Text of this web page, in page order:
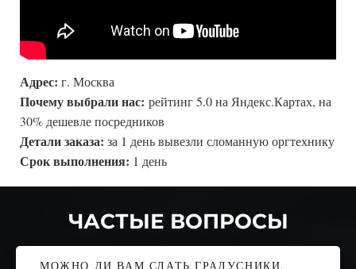
Адрес: г. Москва
Почему выбрали нас: рейтинг 5.0 на Яндекс.Картах, на
30% дешевле посредников
Детали заказа: за 1 день вывезли сломанную оргтехнику
Срок выполнения: 1 день
ЧАСТЫЕ ВОПРОСЫ
МОЖНО ЛИ ВАМ СДАТЬ ГРАДУСНИКИ,